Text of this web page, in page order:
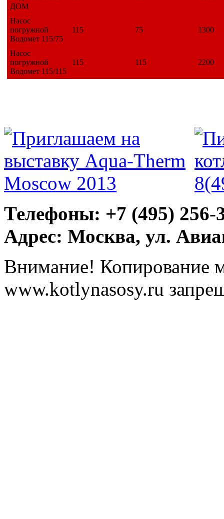
ДОМ
Насос
погружной
Водомет 115/75
115 75 1300
Насос
погружной
Водомет 115/115
115 115 2200
Телефоны: +7 (495) 256-
Адрес: Москва, ул.
Внимание! Копирование
www.kotlynasosy.ru